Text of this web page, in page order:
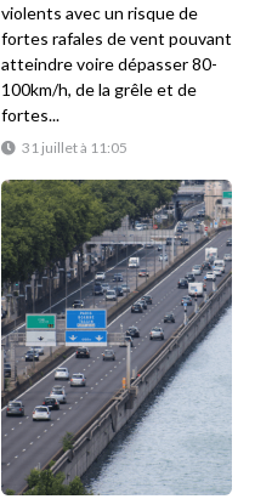
31 juillet à 11:05
violents avec un risque de
fortes rafales de vent pouvant
atteindre voire dépasser 80-
100km/h, de la grêle et de
fortes...